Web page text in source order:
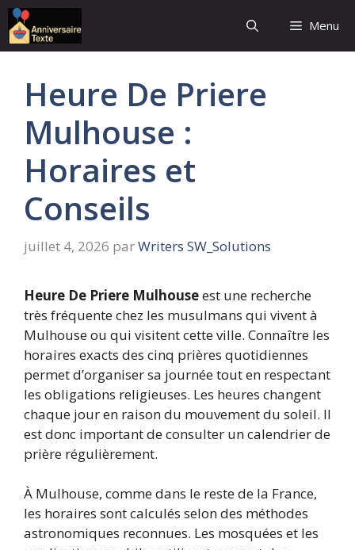
Aller
au
contenu
Menu
Heure De Priere
Mulhouse :
Horaires et
Conseils
juillet 4, 2026 parWriters SW_Solutions
Heure De Priere Mulhouseest une recherche
très fréquente chez les musulmans qui vivent à
Mulhouse ou qui visitent cette ville. Connaître les
horaires exacts des cinq prières quotidiennes
permet d’organiser sa journée tout en respectant
les obligations religieuses. Les heures changent
chaque jour en raison du mouvement du soleil. Il
est donc important de consulter un calendrier de
prière régulièrement.
À Mulhouse, comme dans le reste de la France,
les horaires sont calculés selon des méthodes
astronomiques reconnues. Les mosquées et les